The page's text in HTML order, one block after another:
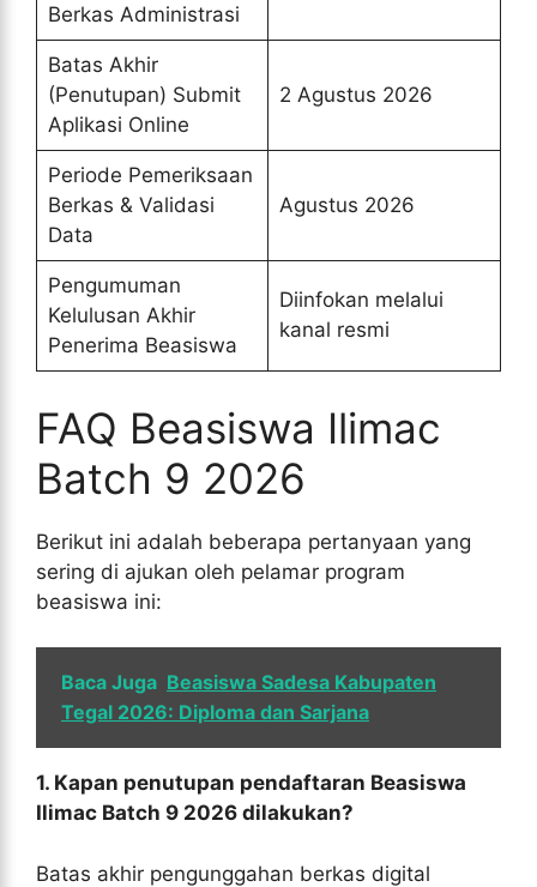
Berkas Administrasi
Batas Akhir
(Penutupan) Submit
Aplikasi Online
2 Agustus 2026
Periode Pemeriksaan
Berkas & Validasi
Data
Agustus 2026
Pengumuman
Kelulusan Akhir
Penerima Beasiswa
Diinfokan melalui
kanal resmi
FAQ Beasiswa Ilimac
Batch 9 2026
Berikut ini adalah beberapa pertanyaan yang
sering di ajukan oleh pelamar program
beasiswa ini:
Baca Juga Beasiswa Sadesa Kabupaten
Tegal 2026: Diploma dan Sarjana
1. Kapan penutupan pendaftaran Beasiswa
Ilimac Batch 9 2026 dilakukan?
Batas akhir pengunggahan berkas digital